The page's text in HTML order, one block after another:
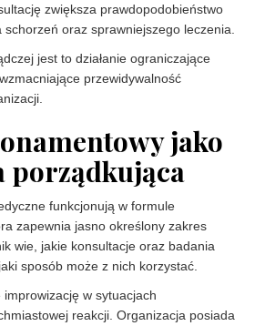
zwiększa prawdopodobieństwo
oraz sprawniejszego leczenia.
jest to działanie ograniczające
przewidywalność
jako
funkcjonują w formule
zapewnia jasno określony zakres
wie, jakie konsultacje oraz badania
sposób może z nich korzystać.
w sytuacjach
reakcji. Organizacja posiada